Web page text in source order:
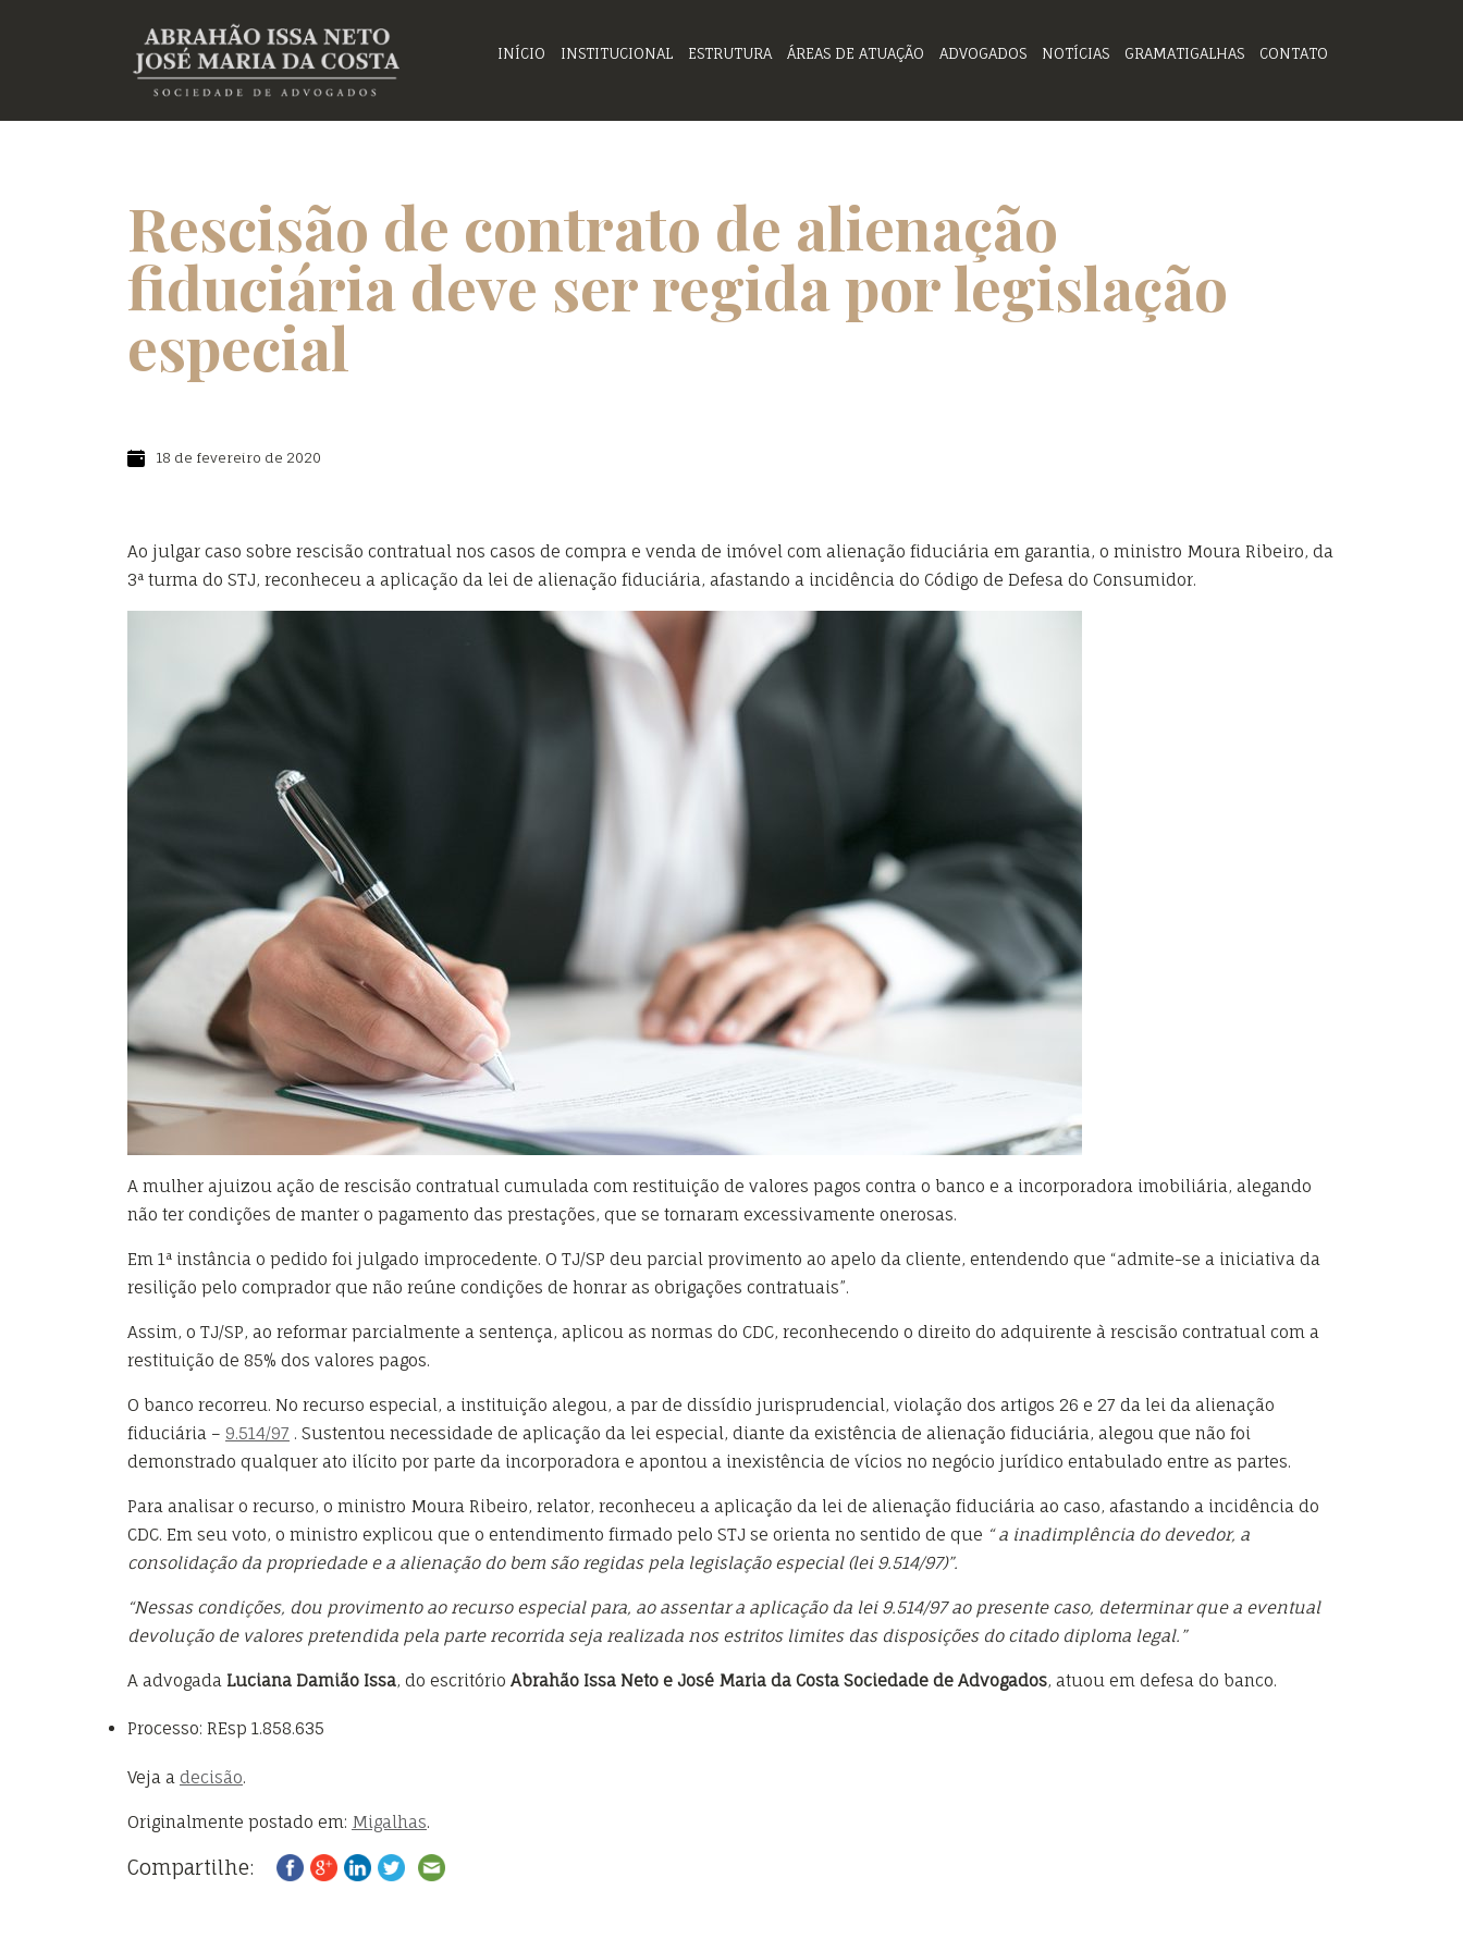
INÍCIO INSTITUCIONAL ESTRUTURA ÁREAS DE ATUAÇÃO ADVOGADOS NOTÍCIAS GRAMATIGALHAS CONTATO
Rescisão de contrato de alienação
fiduciária deve ser regida por legislação
especial
18 de fevereiro de 2020
Ao julgar caso sobre rescisão contratual nos casos de compra e venda de imóvel com alienação fiduciária em garantia, o ministro Moura Ribeiro, da
3ª turma do STJ, reconheceu a aplicação da lei de alienação fiduciária, afastando a incidência do Código de Defesa do Consumidor.
A mulher ajuizou ação de rescisão contratual cumulada com restituição de valores pagos contra o banco e a incorporadora imobiliária, alegando
não ter condições de manter o pagamento das prestações, que se tornaram excessivamente onerosas.
Em 1ª instância o pedido foi julgado improcedente. O TJ/SP deu parcial provimento ao apelo da cliente, entendendo que “admite-se a iniciativa da
resilição pelo comprador que não reúne condições de honrar as obrigações contratuais”.
Assim, o TJ/SP, ao reformar parcialmente a sentença, aplicou as normas do CDC, reconhecendo o direito do adquirente à rescisão contratual com a
restituição de 85% dos valores pagos.
O banco recorreu. No recurso especial, a instituição alegou, a par de dissídio jurisprudencial, violação dos artigos 26 e 27 da lei da alienação
fiduciária – 9.514/97 . Sustentou necessidade de aplicação da lei especial, diante da existência de alienação fiduciária, alegou que não foi
demonstrado qualquer ato ilícito por parte da incorporadora e apontou a inexistência de vícios no negócio jurídico entabulado entre as partes.
Para analisar o recurso, o ministro Moura Ribeiro, relator, reconheceu a aplicação da lei de alienação fiduciária ao caso, afastando a incidência do
CDC. Em seu voto, o ministro explicou que o entendimento firmado pelo STJ se orienta no sentido de que “ a inadimplência do devedor, a
consolidação da propriedade e a alienação do bem são regidas pela legislação especial (lei 9.514/97)”.
“Nessas condições, dou provimento ao recurso especial para, ao assentar a aplicação da lei 9.514/97 ao presente caso, determinar que a eventual
devolução de valores pretendida pela parte recorrida seja realizada nos estritos limites das disposições do citado diploma legal.”
A advogada Luciana Damião Issa, do escritório Abrahão Issa Neto e José Maria da Costa Sociedade de Advogados, atuou em defesa do banco.
Processo: REsp 1.858.635
Veja a decisão.
Originalmente postado em: Migalhas.
Compartilhe: